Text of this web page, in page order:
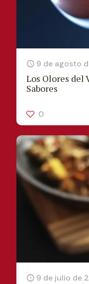
9 de agosto
Los Olores del
Sabores
0
9 de julio de